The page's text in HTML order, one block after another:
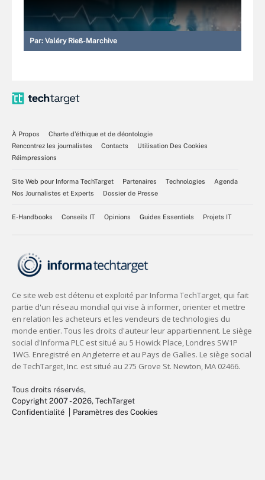
Par: Valéry Rieß-Marchive
À Propos
Charte d’éthique et de déontologie
Rencontrez les journalistes
Contacts
Utilisation Des Cookies
Réimpressions
Site Web pour Informa TechTarget Partenaires Technologies
Agenda
Nos Journalistes et Experts
Dossier de Presse
E-Handbooks Conseils IT Opinions Guides Essentiels Projets IT
Tous droits réservés,
Copyright 2007 - 2026, TechTarget
Confidentialité
Paramètres des Cookies